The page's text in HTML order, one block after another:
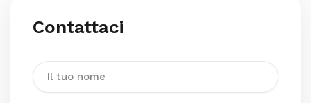
Contattaci